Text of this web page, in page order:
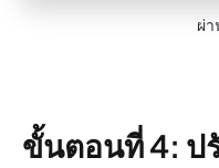
ผ่า
ขั้นตอนที่ 4: ป